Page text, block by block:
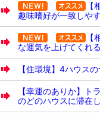
趣味嗜好が一致しや
な運気を上げてくれ
【住環境】4ハウス
【幸運のありか】ト
のどのハウスに滞在